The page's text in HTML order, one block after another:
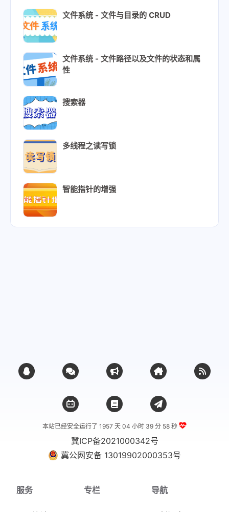
文件系统 - 文件与目录的 CRUD
文件系统 - 文件路径以及文件的状态和属
性
搜索器
多线程之读写锁
智能指针的增强
本站已经安全运行了 1957 天04 小时 39 分 59 秒
冀ICP备2021000342号
冀公网安备 13019902000353号
服务 专栏 导航